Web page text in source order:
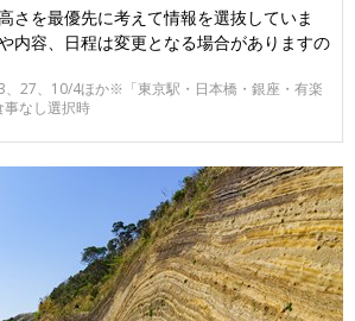
さを最優先に考えて情報を選抜していま
内容、日程は変更となる場合がありますの
27、10/4ほか※「東京駅・日本橋・銀座・有楽
なし選択時